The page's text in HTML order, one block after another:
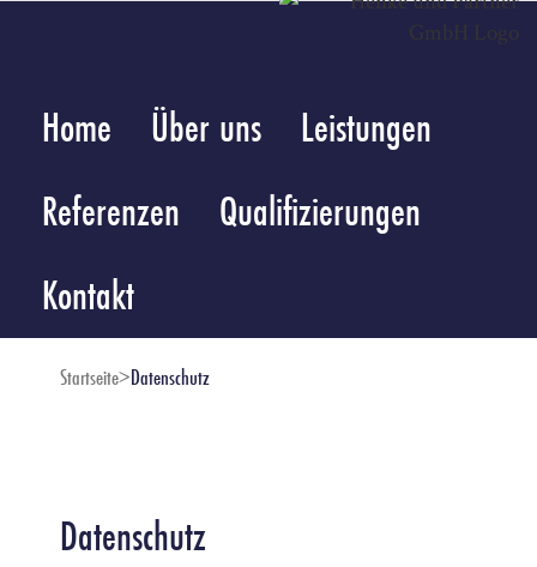
Home Über uns
Leistungen
Referenzen
Qualifizierungen
Kontakt
Startseite>Datenschutz
Datenschutz